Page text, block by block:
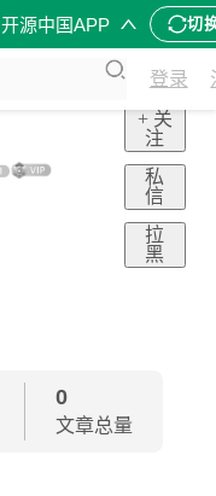
开源中国APP 切
登录
+ 关
注
私
信
拉
黑
0
文章总量